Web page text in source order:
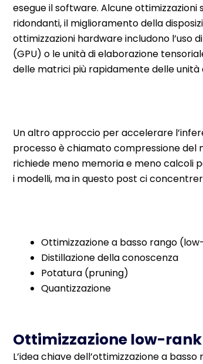
esegue il software. Alcune
ridondanti, il miglioramento della
ottimizzazioni hardware includono l’uso
(GPU) o le unità di elaborazione
delle matrici più rapidamente delle
Un altro approccio per accelerare
processo è chiamato compressione del
richiede meno memoria e meno calcoli
i modelli, ma in questo post ci
Ottimizzazione a basso rango
Distillazione della conoscenza
Potatura (pruning)
Quantizzazione
Ottimizzazione low-rank
L’idea chiave dell’ottimizzazione a